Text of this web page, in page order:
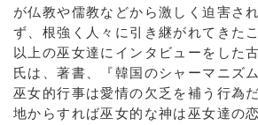
が仏教や儒教などから激しく迫害さ
ず、根強く人々に引き継がれてきた
以上の巫女達にインタビューをした
氏は、著書、『韓国のシャーマニズ
巫女的行事は愛情の欠乏を補う行為
地からすれば巫女的な神は巫女達の